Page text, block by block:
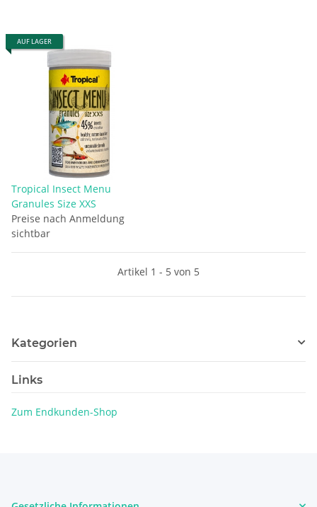
AUF LAGER
Tropical Insect Menu
Granules Size XXS
Preise nach Anmeldung
sichtbar
Artikel 1 - 5 von 5
Kategorien
Links
Zum Endkunden-Shop